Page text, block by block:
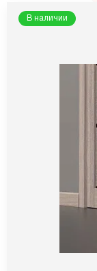
В наличии